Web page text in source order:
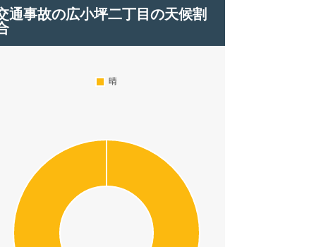
通事故の広小坪二丁目の天候割